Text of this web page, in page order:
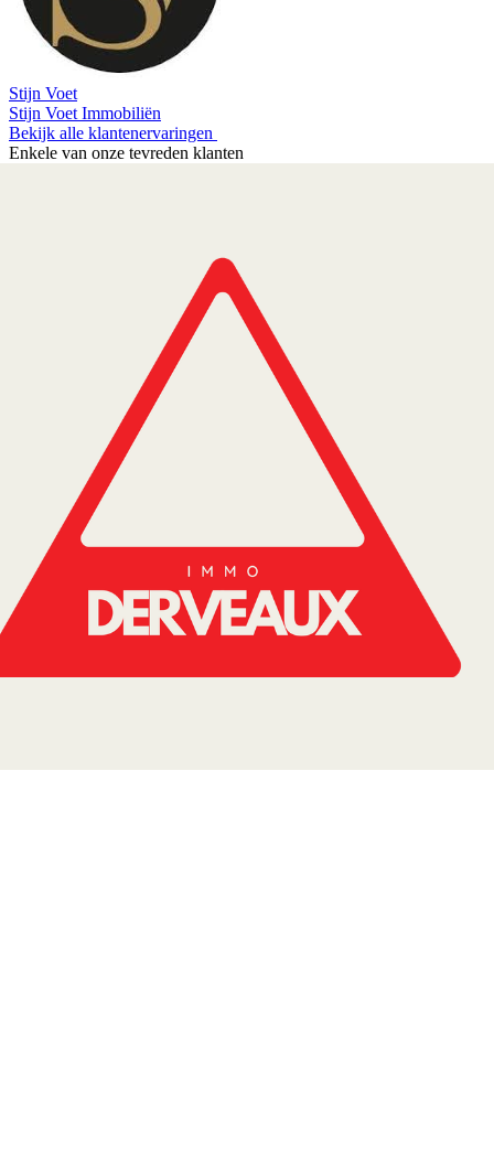
Stijn Voet
Stijn Voet Immobiliën
Bekijk alle klantenervaringen
Enkele van onze tevreden klanten